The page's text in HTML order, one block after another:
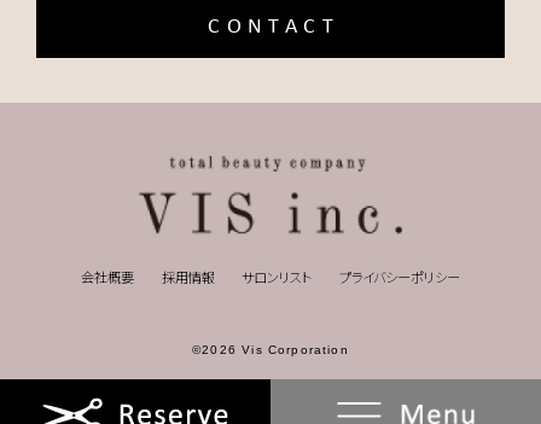
CONTACT
会社概要 採用情報 サロンリスト プライバシーポリシー
©2026 Vis Corporation